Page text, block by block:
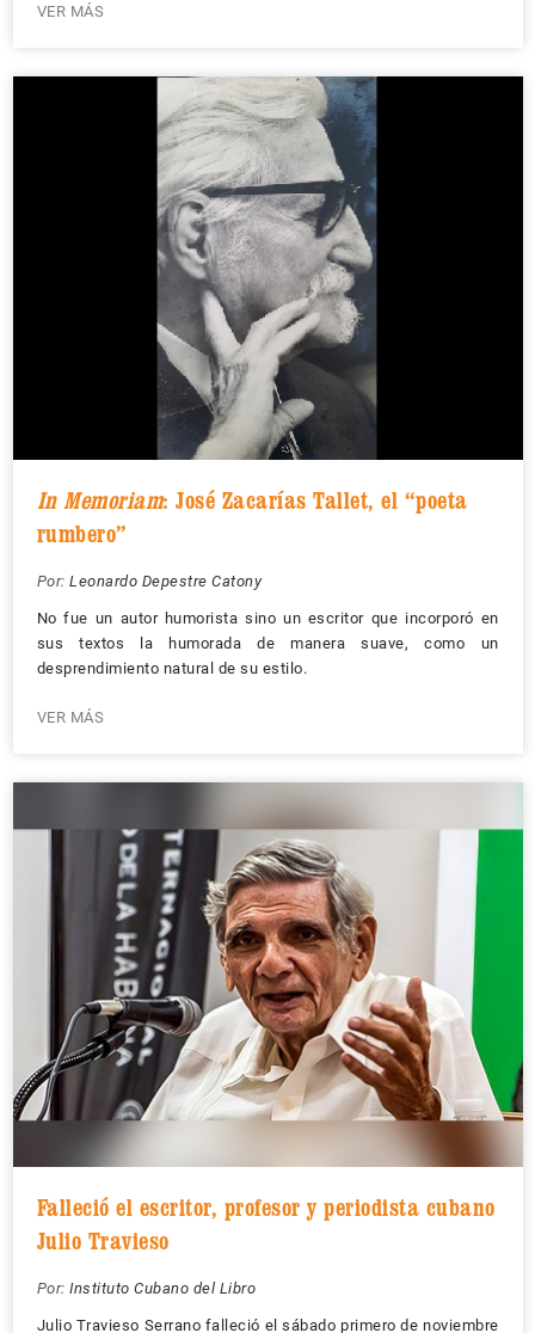
VER MÁS
In Memoriam: José Zacarías Tallet, el “poeta
rumbero”
Por: Leonardo Depestre Catony
No fue un autor humorista sino un escritor que incorporó en
sus textos la humorada de manera suave, como un
desprendimiento natural de su estilo.
VER MÁS
Falleció el escritor, profesor y periodista cubano
Julio Travieso
Por: Instituto Cubano del Libro
Julio Travieso Serrano falleció el sábado primero de noviembre